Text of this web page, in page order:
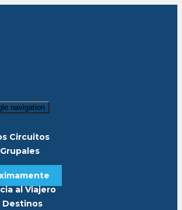
navigation
Circuitos
al Viajero
Destinos